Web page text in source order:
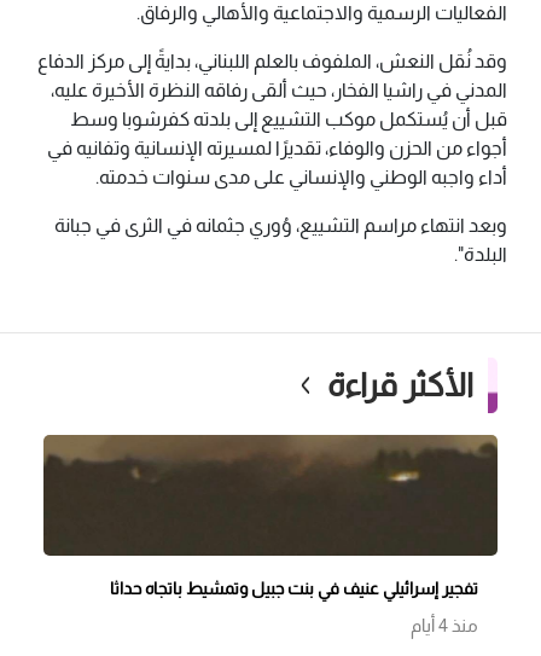
الفعاليات الرسمية والاجتماعية والأهالي والرفاق.
وقد نُقل النعش، الملفوف بالعلم اللبناني، بدايةً إلى مركز الدفاع
المدني في راشيا الفخار، حيث ألقى رفاقه النظرة الأخيرة عليه،
قبل أن يُستكمل موكب التشييع إلى بلدته كفرشوبا وسط
أجواء من الحزن والوفاء، تقديرًا لمسيرته الإنسانية وتفانيه في
أداء واجبه الوطني والإنساني على مدى سنوات خدمته.
وبعد انتهاء مراسم التشييع، وُوري جثمانه في الثرى في جبانة
البلدة".
الأكثر قراءة
تفجير إسرائيلي عنيف في بنت جبيل وتمشيط باتجاه حداثا
منذ 4 أيام